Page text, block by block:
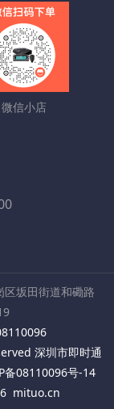
微信小店
区坂田街道和磡路
深圳市即时通
备08110096号-14
mituo.cn